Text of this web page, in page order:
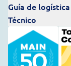
Guía de logística
Técnico